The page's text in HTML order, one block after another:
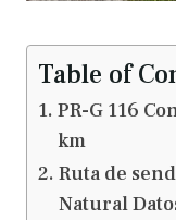
Table of
PR-G 116
km
Ruta de
Natural